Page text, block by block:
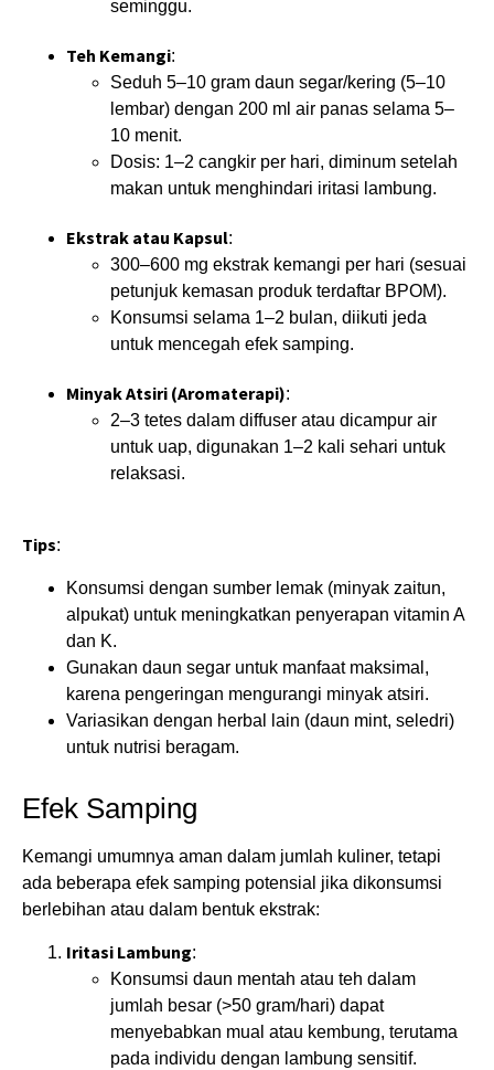
seminggu.
Teh Kemangi:
Seduh 5–10 gram daun segar/kering (5–10
lembar) dengan 200 ml air panas selama 5–
10 menit.
Dosis: 1–2 cangkir per hari, diminum setelah
makan untuk menghindari iritasi lambung.
Ekstrak atau Kapsul:
300–600 mg ekstrak kemangi per hari (sesuai
petunjuk kemasan produk terdaftar BPOM).
Konsumsi selama 1–2 bulan, diikuti jeda
untuk mencegah efek samping.
Minyak Atsiri (Aromaterapi):
2–3 tetes dalam diffuser atau dicampur air
untuk uap, digunakan 1–2 kali sehari untuk
relaksasi.
Tips:
Konsumsi dengan sumber lemak (minyak zaitun,
alpukat) untuk meningkatkan penyerapan vitamin A
dan K.
Gunakan daun segar untuk manfaat maksimal,
karena pengeringan mengurangi minyak atsiri.
Variasikan dengan herbal lain (daun mint, seledri)
untuk nutrisi beragam.
Efek Samping
Kemangi umumnya aman dalam jumlah kuliner, tetapi
ada beberapa efek samping potensial jika dikonsumsi
berlebihan atau dalam bentuk ekstrak:
Iritasi Lambung:
Konsumsi daun mentah atau teh dalam
jumlah besar (>50 gram/hari) dapat
menyebabkan mual atau kembung, terutama
pada individu dengan lambung sensitif.